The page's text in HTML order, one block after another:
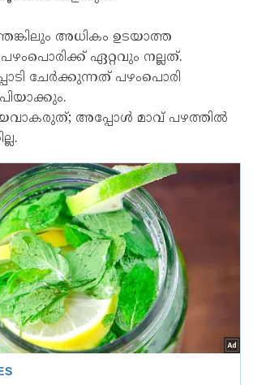
അധികം ഉടയാത്ത
പഴംപൊരിക്ക് ഏറ്റവും നല്ലത്.
ചേർക്കുന്നത് പഴംപൊരി
അപ്പോൾ മാവ് പഴത്തിൽ